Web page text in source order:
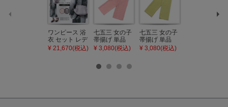
ワンピース 浴
衣 セット レデ
ィース 吸水速
乾 ポリエステ
¥ 21,670(税込)
七五三 女の子
帯揚げ 単品
「灰桃色」日
本製 7歳 女児
びあげ 和装 着
¥ 3,080(税込)
七五三 女の子
帯揚げ 単品
「若葉色」日
本製 7歳 女児
¥ 3,080(税込)